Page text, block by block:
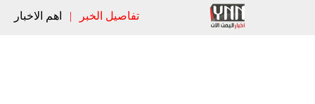
تفاصيل الخبر | اهم الاخبار